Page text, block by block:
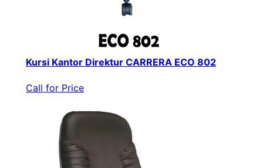
Kursi Kantor Direktur CARRERA ECO 802
Call for Price